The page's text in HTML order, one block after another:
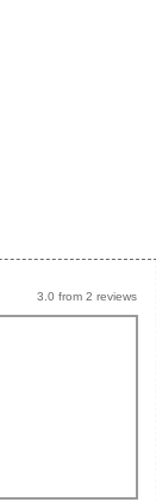
3.0 from2 reviews